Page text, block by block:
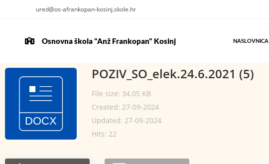
ured@os-afrankopan-kosinj.skole.hr
Osnovna škola "Anž Frankopan" Kosinj NASLOVNICA
POZIV_SO_elek.24.6.2021 (5)
File size: 34.05 KB
Created: 27-09-2024
Updated: 27-09-2024
Hits: 22